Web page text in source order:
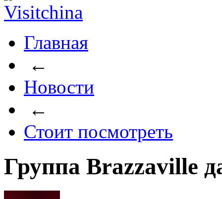
Главная
←
Новости
←
Стоит посмотреть
Группа Brazzaville